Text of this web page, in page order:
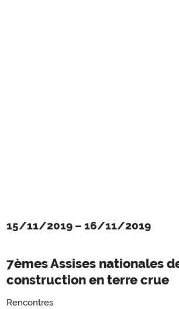
15/11/2019 – 16/11/2019
7èmes Assises nationales
construction en terre crue
Rencontres